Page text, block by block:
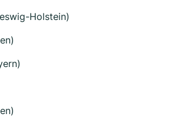
Holstein)